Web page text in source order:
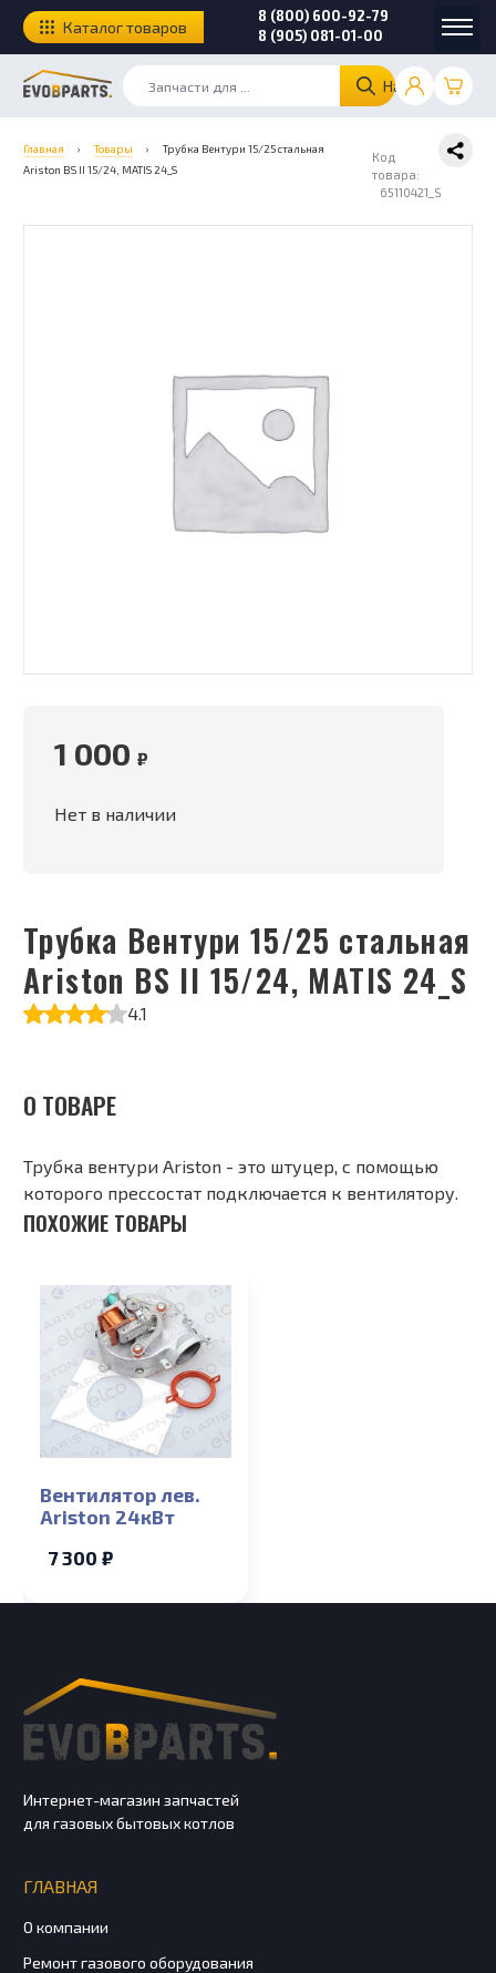
Найти
8 (800) 600-92-79
8 (905) 081-01-00
Каталог товаров
Главная › Товары ›
Трубка Вентури 15/25 стальная
Ariston BS II 15/24, MATIS 24_S
Код
товара:
65110421_S
Трубка Вентури 15/25 стальная
Ariston BS II 15/24, MATIS 24_S
4.1
1 000 ₽
Нет в наличии
О ТОВАРЕ
Трубка вентури Ariston - это штуцер, с помощью
которого прессостат подключается к вентилятору.
ПОХОЖИЕ ТОВАРЫ
Вентилятор лев.
Ariston 24кВт
7 300 ₽
Интернет-магазин запчастей
для газовых бытовых котлов
ГЛАВНАЯ
О компании
Ремонт газового оборудования